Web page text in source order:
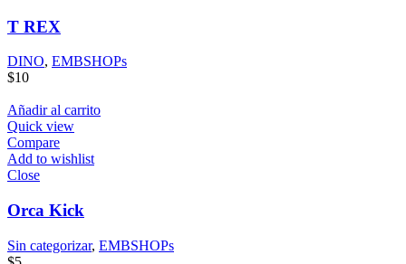
T REX
DINO, EMBSHOPs
$10
Añadir al carrito
Quick view
Compare
Add to wishlist
Close
Orca Kick
Sin categorizar, EMBSHOPs